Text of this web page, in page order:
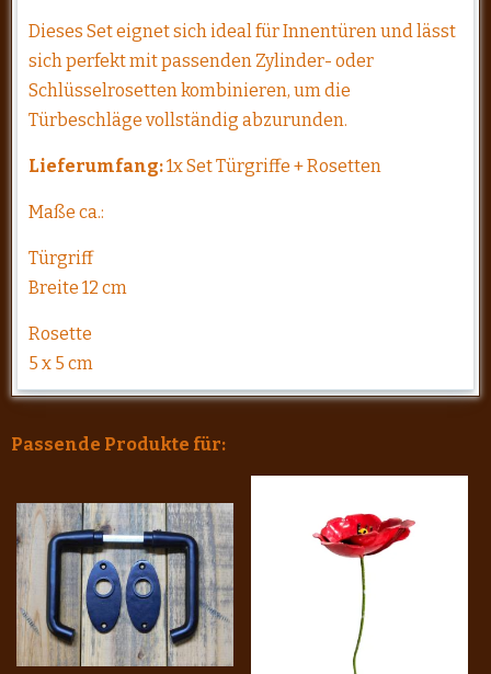
Dieses Set eignet sich ideal für Innentüren und lässt
sich perfekt mit passenden Zylinder- oder
Schlüsselrosetten kombinieren, um die
Türbeschläge vollständig abzurunden.
Lieferumfang:1x Set Türgriffe + Rosetten
Maße ca.:
Türgriff
Breite 12 cm
Rosette
5 x 5 cm
Passende Produkte für: